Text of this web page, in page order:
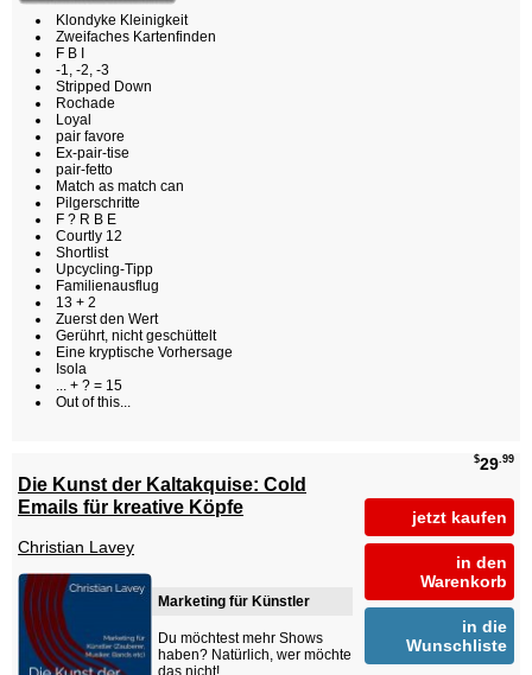
Klondyke Kleinigkeit
Zweifaches Kartenfinden
F B I
-1, -2, -3
Stripped Down
Rochade
Loyal
pair favore
Ex-pair-tise
pair-fetto
Match as match can
Pilgerschritte
F ? R B E
Courtly 12
Shortlist
Upcycling-Tipp
Familienausflug
13 + 2
Zuerst den Wert
Gerührt, nicht geschüttelt
Eine kryptische Vorhersage
Isola
... + ? = 15
Out of this...
$29.99
jetzt kaufen
in den
Warenkorb
in die
Wunschliste
Die Kunst der Kaltakquise: Cold
Emails für kreative Köpfe
Christian Lavey
Marketing für Künstler
Du möchtest mehr Shows
haben? Natürlich, wer möchte
das nicht!